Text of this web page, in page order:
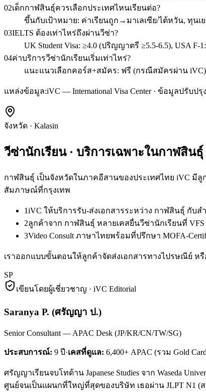
02เด็กกาฬสินธุ์ควรเลือกประเทศไหนเรียนต่อ?
ขึ้นกับเป้าหมาย: ค่าเรียนถูก→มาเลเซีย/ไต้หวัน, ทุนเย
03IELTS ต้องเท่าไหร่ถึงผ่านวีซ่า?
UK Student Visa: ≥4.0 (ปริญญาตรี ≥5.5-6.5), USA F-
04ค่าบริการวีซ่านักเรียนเริ่มเท่าไหร่?
แนะแนวเลือกคอร์ส+สมัคร: ฟรี (กรณีสมัครผ่าน iVC),
แหล่งข้อมูล:iVC — International Visa Center · ข้อมูลปรับปรุ
จังหวัด · Kalasin
วีซ่านักเรียน· บริการเฉพาะในกาฬสินธุ์
กาฬสินธุ์ เป็นจังหวัดในภาคอีสานของประเทศไทย iVC มี
สัมภาษณ์ที่กรุงเทพ
1iVC ให้บริการรับ-ส่งเอกสารระหว่าง กาฬสินธุ์ กับ
2ลูกค้าจาก กาฬสินธุ์ หลายเคสยื่นวีซ่านักเรียนที่
3Video Consult ภาษาไทยพร้อมที่ปรึกษา MOFA-
เราออกแบบขั้นตอนให้ลูกค้าจัดส่งเอกสารทางไปรษณีย์ ห
SP
เขียนโดยผู้เชี่ยวชาญ · iVC Editorial
Saranya P. (ศรัญญา ป.)
Senior Consultant — APAC Desk (JP/KR/CN/TW/SG)
ประสบการณ์: 9 ปี·เคสที่ดูแล: 6,400+ APAC (รวม Gold
ศรัญญาเรียนจบโทด้าน Japanese Studies จาก Waseda
ศูนย์จนเป็นแผนกที่ใหญ่ที่สุดของบริษัท เธอผ่าน JLPT N1